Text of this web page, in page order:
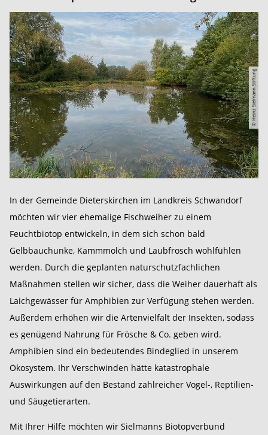
© Heinz Sielmann Stiftung
In der Gemeinde Dieterskirchen im Landkreis Schwandorf
möchten wir vier ehemalige Fischweiher zu einem
Feuchtbiotop entwickeln, in dem sich schon bald
Gelbbauchunke, Kammmolch und Laubfrosch wohlfühlen
werden. Durch die geplanten naturschutzfachlichen
Maßnahmen stellen wir sicher, dass die Weiher dauerhaft als
Laichgewässer für Amphibien zur Verfügung stehen werden.
Außerdem erhöhen wir die Artenvielfalt der Insekten, sodass
es genügend Nahrung für Frösche & Co. geben wird.
Amphibien sind ein bedeutendes Bindeglied in unserem
Ökosystem. Ihr Verschwinden hätte katastrophale
Auswirkungen auf den Bestand zahlreicher Vogel-, Reptilien-
und Säugetierarten.
Mit Ihrer Hilfe möchten wir Sielmanns Biotopverbund